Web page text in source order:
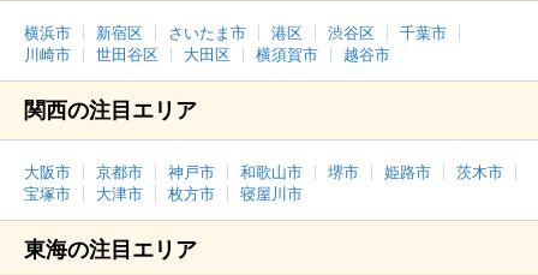
横浜市 新宿区 さいたま市 港区 渋谷区
千葉市
川崎市
世田谷区 大田区 横須賀市 越谷市
関西の注目エリア
大阪市 京都市 神戸市 和歌山市 堺市 姫路市
茨木市
宝塚市
大津市 枚方市 寝屋川市
東海の注目エリア